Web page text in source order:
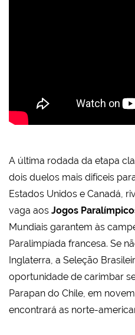
A última rodada da etapa
dois duelos mais difíceis
Estados Unidos e Canadá,
vaga aos Jogos
Mundiais garantem às
Paralimpíada francesa. Se
Inglaterra, a Seleção
oportunidade de carimbar
Parapan do Chile, em
encontrará as norte-